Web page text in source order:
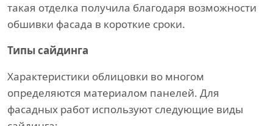
такая отделка получила благодаря возможности
обшивки фасада в короткие сроки.
Типы сайдинга
Характеристики облицовки во многом
определяются материалом панелей. Для
фасадных работ используют следующие виды